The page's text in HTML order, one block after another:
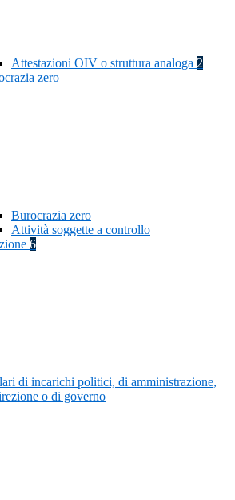
Attestazioni OIV o struttura analoga 2
zero
Burocrazia zero
Attività soggette a controllo
6
di incarichi politici, di amministrazione,
o di governo